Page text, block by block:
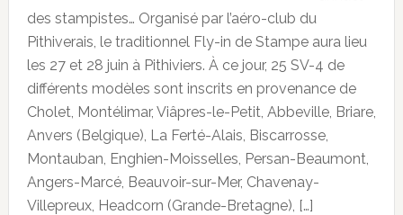
des stampistes… Organisé par l’aéro-club du
Pithiverais, le traditionnel Fly-in de Stampe aura lieu
les 27 et 28 juin à Pithiviers. À ce jour, 25 SV-4 de
différents modèles sont inscrits en provenance de
Cholet, Montélimar, Viâpres-le-Petit, Abbeville, Briare,
Anvers (Belgique), La Ferté-Alais, Biscarrosse,
Montauban, Enghien-Moisselles, Persan-Beaumont,
Angers-Marcé, Beauvoir-sur-Mer, Chavenay-
Villepreux, Headcorn (Grande-Bretagne), […]